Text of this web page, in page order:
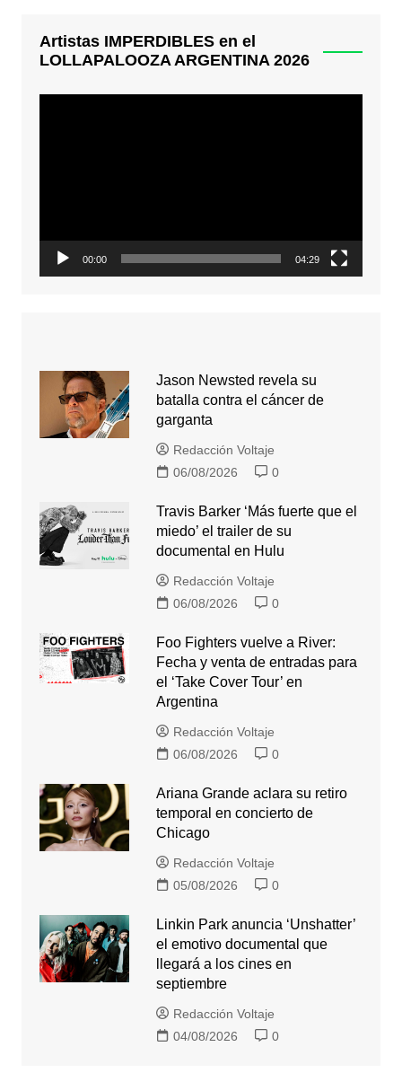
Artistas IMPERDIBLES en el
LOLLAPALOOZA ARGENTINA 2026
00:00 04:29
Jason Newsted revela su
batalla contra el cáncer de
garganta
Redacción Voltaje
06/08/2026
0
Travis Barker ‘Más fuerte que el
miedo’ el trailer de su
documental en Hulu
Redacción Voltaje
06/08/2026
0
Foo Fighters vuelve a River:
Fecha y venta de entradas para
el ‘Take Cover Tour’ en
Argentina
Redacción Voltaje
06/08/2026
0
Ariana Grande aclara su retiro
temporal en concierto de
Chicago
Redacción Voltaje
05/08/2026
0
Linkin Park anuncia ‘Unshatter’
el emotivo documental que
llegará a los cines en
septiembre
Redacción Voltaje
04/08/2026
0